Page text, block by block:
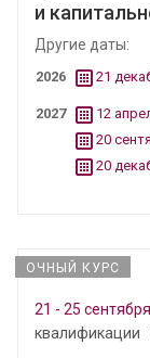
и
Другие даты:
2026 21
2027
12
20
20
ОЧНЫЙ КУРС
21 - 25
квалификации